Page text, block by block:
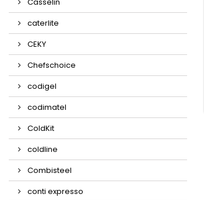
caterlite
CEKY
Chefschoice
codigel
codimatel
ColdKit
coldline
Combisteel
conti expresso